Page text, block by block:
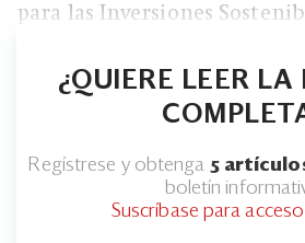
Blogs
Ranking CEO
Edición Impresa
para las Inversiones
¿QUIERE LEER LA
Regístrese y obtenga 5
boletín
Suscríbase para